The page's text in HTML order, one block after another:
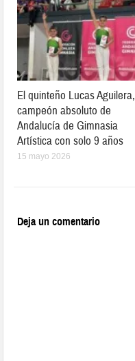
El quinteño Lucas Aguilera,
campeón absoluto de
Andalucía de Gimnasia
Artística con solo 9 años
15 mayo 2026
Deja un comentario